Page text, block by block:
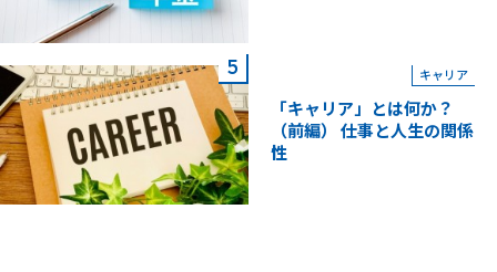
キャリア
「キャリア」とは何か？
（前編） 仕事と人生の関係
性